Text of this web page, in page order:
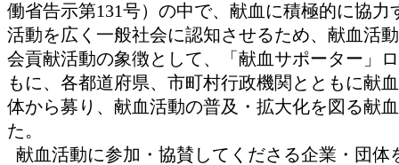
働省告示第131号）の中で、献血に積極的に協
活動を広く一般社会に認知させるため、献血活
会貢献活動の象徴として、「献血サポーター」
もに、各都道府県、市町村行政機関とともに献
体から募り、献血活動の普及・拡大化を図る献
た。
献血活動に参加・協賛してくださる企業・団体